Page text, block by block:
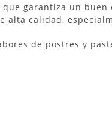
que garantiza un
alta calidad,
de postres y